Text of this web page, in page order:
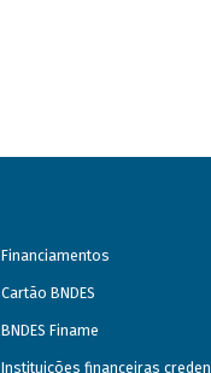
Financiamentos
Cartão BNDES
BNDES Finame
Instituições financeiras